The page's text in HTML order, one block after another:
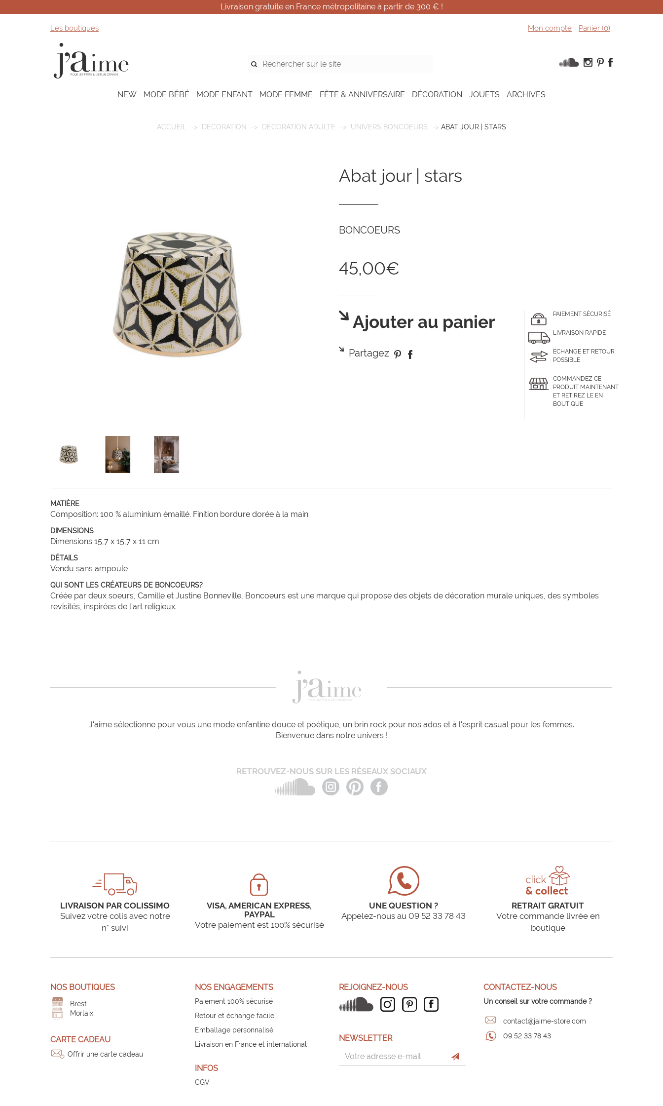
Livraison gratuite en France métropolitaine à partir de 300 € !
Les boutiques Mon compte Panier (0)
NEW MODE BÉBÉ MODE ENFANT MODE FEMME FÊTE & ANNIVERSAIRE DÉCORATION JOUETS ARCHIVES
ACCUEIL DÉCORATION DÉCORATION ADULTE UNIVERS BONCOEURS ABAT JOUR | STARS
abat jour | stars
BONCOEURS
45,00€
Ajouter au panier
Partagez
PAIEMENT SÉCURISÉ
LIVRAISON RAPIDE
ÉCHANGE ET RETOUR
POSSIBLE
COMMANDEZ CE
PRODUIT MAINTENANT
ET RETIREZ LE EN
BOUTIQUE
MATIÈRE
Composition: 100 % aluminium émaillé. Finition bordure dorée à la main
DIMENSIONS
Dimensions 15,7 x 15,7 x 11 cm
DÉTAILS
Vendu sans ampoule
QUI SONT LES CRÉATEURS DE BONCOEURS?
Créée par deux soeurs, Camille et Justine Bonneville, Boncoeurs est une marque qui propose des objets de décoration murale uniques, des symboles
revisités, inspirées de l'art religieux.
J'aime sélectionne pour vous une mode enfantine douce et poétique, un brin rock pour nos ados et à l'esprit casual pour les femmes.
Bienvenue dans notre univers !
RETROUVEZ-NOUS SUR LES RÉSEAUX SOCIAUX
LIVRAISON PAR COLISSIMO
Suivez votre colis avec notre
n° suivi
VISA, AMERICAN EXPRESS,
PAYPAL
Votre paiement est 100% sécurisé
UNE QUESTION ?
Appelez-nous au 09 52 33 78 43
RETRAIT GRATUIT
Votre commande livrée en
boutique
NOS BOUTIQUES
Brest
Morlaix
CARTE CADEAU
Offrir une carte cadeau
NOS ENGAGEMENTS
Paiement 100% sécurisé
Retour et échange facile
Emballage personnalisé
Livraison en France et international
INFOS
CGV
REJOIGNEZ-NOUS
NEWSLETTER
CONTACTEZ-NOUS
Un conseil sur votre commande ?
contact@jaime-store.com
09 52 33 78 43